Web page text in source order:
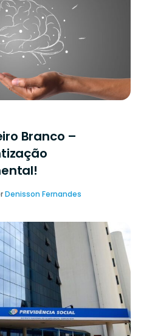
Branco –
Denisson Fernandes